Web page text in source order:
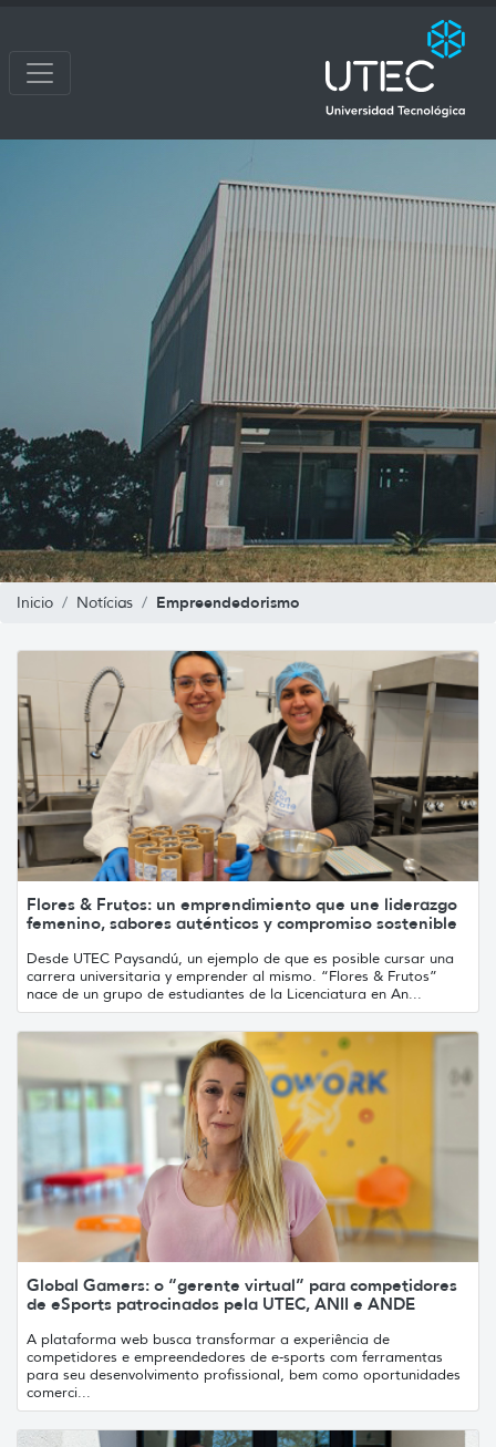
Inicio Notícias Empreendedorismo
Flores & Frutos: un emprendimiento que une liderazgo
femenino, sabores auténticos y compromiso sostenible
Desde UTEC Paysandú, un ejemplo de que es posible cursar una
carrera universitaria y emprender al mismo. “Flores & Frutos”
nace de un grupo de estudiantes de la Licenciatura en An...
Global Gamers: o “gerente virtual” para competidores
de eSports patrocinados pela UTEC, ANII e ANDE
A plataforma web busca transformar a experiência de
competidores e empreendedores de e-sports com ferramentas
para seu desenvolvimento profissional, bem como oportunidades
comerci...